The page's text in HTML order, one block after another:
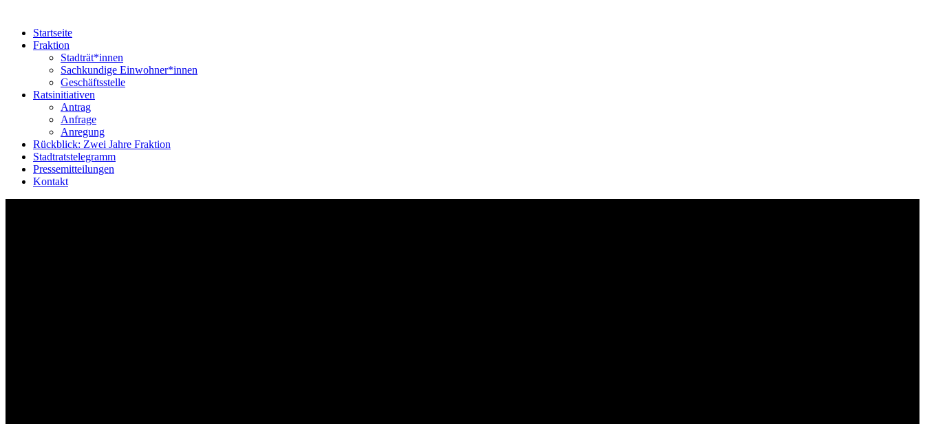
Startseite
Fraktion
Stadträt*innen
Sachkundige Einwohner*innen
Geschäftsstelle
Ratsinitiativen
Antrag
Anfrage
Anregung
Rückblick: Zwei Jahre Fraktion
Stadtratstelegramm
Pressemitteilungen
Kontakt